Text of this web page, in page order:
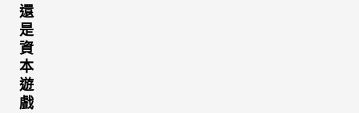
還
是
資
本
遊
戲